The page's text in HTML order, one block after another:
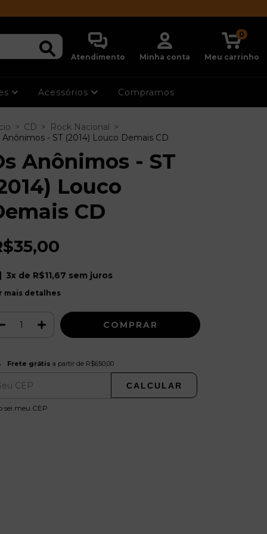
Atendimento Minha conta Meu carrinho
0
Acessórios Compramos
> CD > Rock Nacional >
Anônimos - ST (2014) Louco Demais CD
Anônimos - ST
Louco
CD
3x de R$11,67 sem juros
mais detalhes
para o CEP: ALTERAR CEP
Frete grátis a partir de R$650,00
CALCULAR
sei meu CEP